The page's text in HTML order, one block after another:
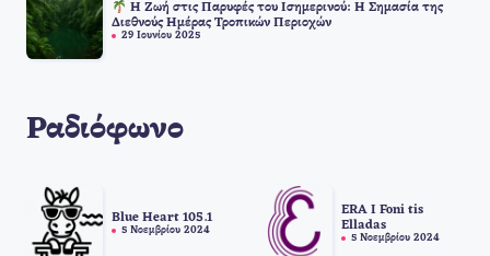
Η Ζωή στις Παρυφές του Ισημερινού: Η Σημασία της
Διεθνούς Ημέρας Τροπικών Περιοχών
29 Ιουνίου 2025
Ραδιόφωνο
Blue Heart 105.1
5 Νοεμβρίου 2024
ERA I Foni tis
Elladas
5 Νοεμβρίου 2024